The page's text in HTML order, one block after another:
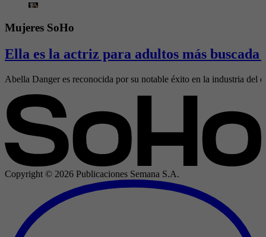
Mujeres SoHo
Ella es la actriz para adultos más
Abella Danger es reconocida por su notable éxito en la industria del
Copyright © 2026 Publicaciones Semana S.A.